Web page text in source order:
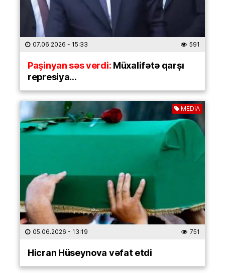
07.06.2026 - 15:33 591
Paşinyan səs verdi:Müxalifətə qarşı
represiya…
MEDİA
05.06.2026 - 13:19 751
Hicran Hüseynova vəfat etdi